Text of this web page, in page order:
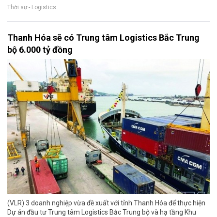
Thời sự - Logistics
Thanh Hóa sẽ có Trung tâm Logistics Bắc Trung
bộ 6.000 tỷ đồng
(VLR) 3 doanh nghiệp vừa đề xuất với tỉnh Thanh Hóa để thực hiện
Dự án đầu tư Trung tâm Logistics Bắc Trung bộ và hạ tầng Khu